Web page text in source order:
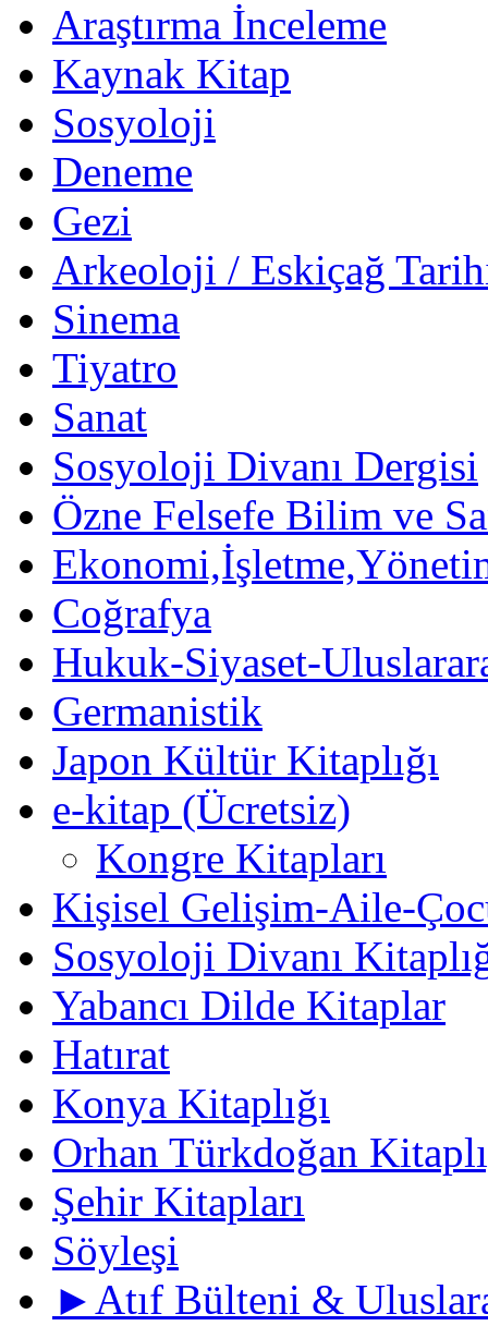
Araştırma İnceleme
Kaynak Kitap
Sosyoloji
Deneme
Gezi
Arkeoloji / Eskiçağ
Sinema
Tiyatro
Sanat
Sosyoloji Divanı Dergisi
Özne Felsefe Bilim ve
Coğrafya
Hukuk-Siyaset-
Germanistik
Japon Kültür Kitaplığı
e-kitap (Ücretsiz)
Kongre Kitapları
Kişisel Gelişim-Aile-
Sosyoloji Divanı
Yabancı Dilde Kitaplar
Hatırat
Konya Kitaplığı
Orhan Türkdoğan
Şehir Kitapları
Söyleşi
►Atıf Bülteni &